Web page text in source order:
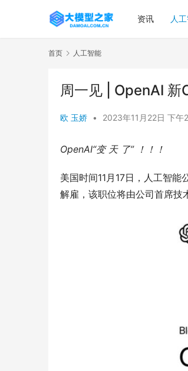
资讯 人
首页 人工智能
周一见 | OpenAI 新
欧 玉娇 • 2023年11月22日 下午
OpenAI“变 天 了” ！！！
美国时间11月17日，人工智
解雇，该职位将由公司首席技